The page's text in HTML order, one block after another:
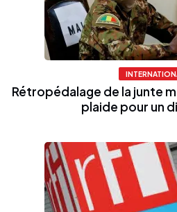
Rétropédalage de la junte
plaide pour un